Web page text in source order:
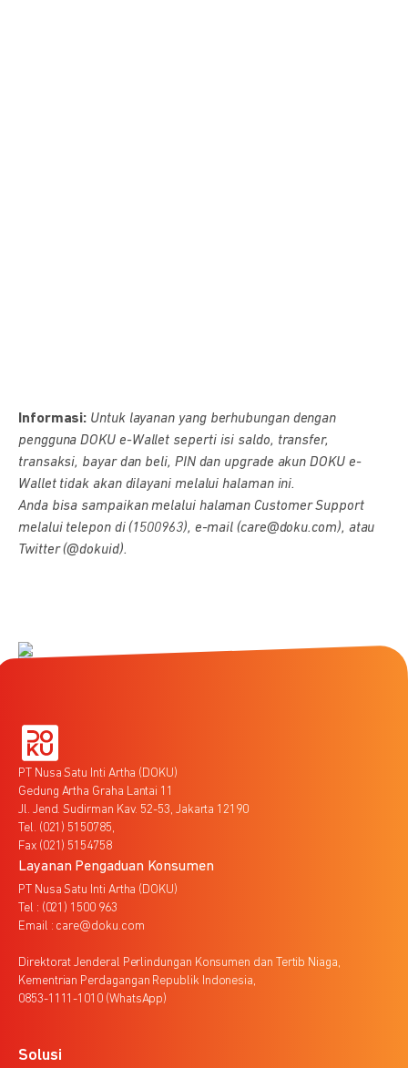
Informasi: Untuk layanan yang berhubungan dengan
pengguna DOKU e-Wallet seperti isi saldo, transfer,
transaksi, bayar dan beli, PIN dan upgrade akun DOKU e-
Wallet tidak akan dilayani melalui halaman ini.
Anda bisa sampaikan melalui halaman Customer Support
melalui telepon di (1500963), e-mail (care@doku.com), atau
Twitter (@dokuid).
PT Nusa Satu Inti Artha (DOKU)
Gedung Artha Graha Lantai 11
Jl. Jend. Sudirman Kav. 52-53, Jakarta 12190
Tel. (021) 5150785,
Fax (021) 5154758
Layanan Pengaduan Konsumen
PT Nusa Satu Inti Artha (DOKU)
Tel : (021) 1500 963
Email : care@doku.com
Direktorat Jenderal Perlindungan Konsumen dan Tertib Niaga,
Kementrian Perdagangan Republik Indonesia,
0853-1111-1010 (WhatsApp)
Solusi